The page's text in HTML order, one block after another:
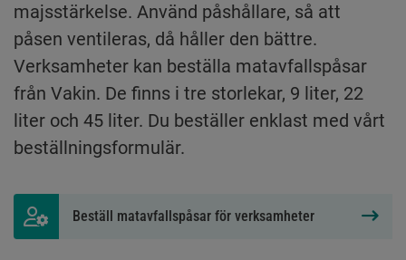
majsstärkelse. Använd påshållare, så att
påsen ventileras, då håller den bättre.
Verksamheter kan beställa matavfallspåsar
från Vakin. De finns i tre storlekar, 9 liter, 22
liter och 45 liter. Du beställer enklast med vårt
beställningsformulär.
Beställ matavfallspåsar för verksamheter